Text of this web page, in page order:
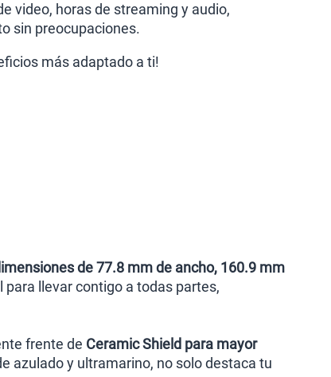
video, horas de streaming y audio,
sin preocupaciones.
más adaptado a ti!
de 77.8 mm de ancho, 160.9 mm
para llevar contigo a todas partes,
frente de Ceramic Shield para mayor
azulado y ultramarino, no solo destaca tu